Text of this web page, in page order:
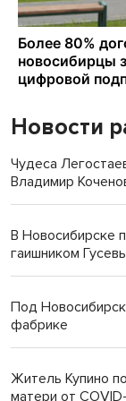
Новости
Чудеса
Владимир
В Новосибирске
гаишником
Под
фабрике
Житель Купино
матери от